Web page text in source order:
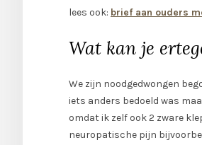
lees ook: brief aan ouders
Wat kan je
We zijn noodgedwongen
iets anders bedoeld was
omdat ik zelf ook 2 zware
neuropatische pijn